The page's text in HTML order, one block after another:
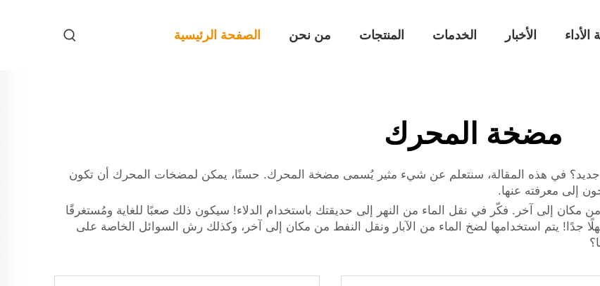
الصفحة الرئيسية من نحن المنتجات الخدمات الأخبار الأداء
مضخة المحرك
جديد؟ في هذه المقالة، سنتعلم عن شيء مثير يُسمى مضخة المحرك. حسنًا، يمكن لمضخات المحرك أن تكون
إلى معرفته عنها.
إلى آخر. فكّر في نقل الماء من النهر إلى حديقتك باستخدام الدلاء! سيكون ذلك صعبًا للغاية ومُستغرقًا
يتم استخدامها لضخ الماء من الآبار ونقل النفط من مكان إلى آخر، وكذلك رش السوائل الخاصة على